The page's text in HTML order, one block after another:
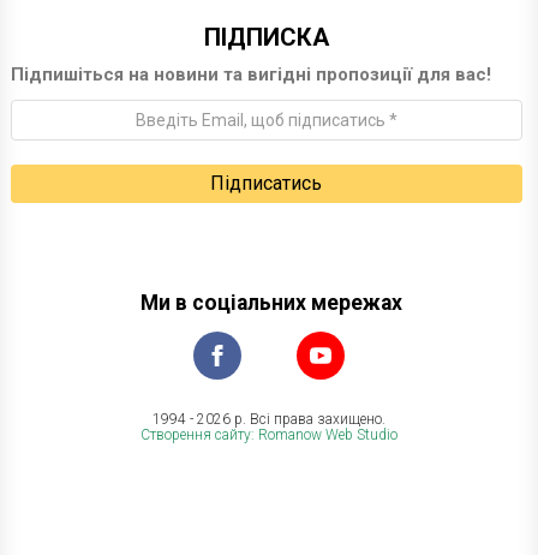
ПІДПИСКА
Підпишіться на новини та вигідні пропозиції для вас!
Ми в соціальних мережах
1994 - 2026 р. Всі права захищено.
Створення сайту: Romanow Web Studio